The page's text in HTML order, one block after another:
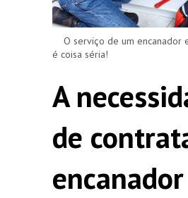
O serviço de um encanador
é coisa séria!
A
de